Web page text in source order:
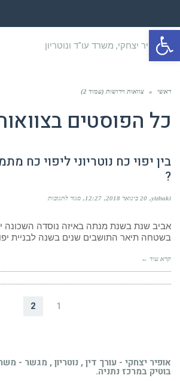
פתח סרגל נגישות
ראשי » צוואות וירושות (עמוד 2)
כל הפוסטים ב
בין יפוי כח נוטריוני ליפוי כח
?
yizhaki 20 בינואר 2018 12:27 סגור לתגובות
כח
נוטריוני
ליפוי
אביב שנת בשנת מנתה באיזה נוסדה השכונה
בשטחה תיאר התושבים שנים בשנה לבניית
קרא עוד ←
1
2
אופיר יצחקי - עורך דין , נוטריון , מגשר -
בוטיק במרכז נתניה.